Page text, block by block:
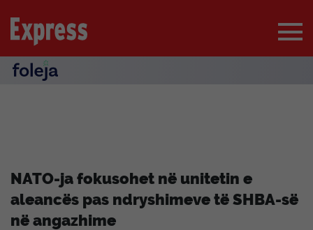
NATO-ja fokusohet në unitetin e
aleancës pas ndryshimeve të SHBA-së
në angazhime